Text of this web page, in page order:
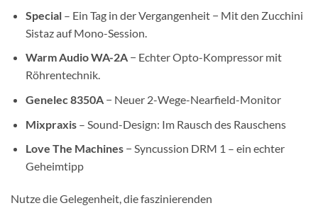
Special – Ein Tag in der Vergangenheit − Mit den Zucchini
Sistaz auf Mono-Session.
Warm Audio WA-2A− Echter Opto-Kompressor mit
Röhrentechnik.
Genelec 8350A− Neuer 2-Wege-Nearfield-Monitor
Mixpraxis– Sound-Design: Im Rausch des Rauschens
Love The Machines− Syncussion DRM 1 – ein echter
Geheimtipp
Nutze die Gelegenheit, die faszinierenden